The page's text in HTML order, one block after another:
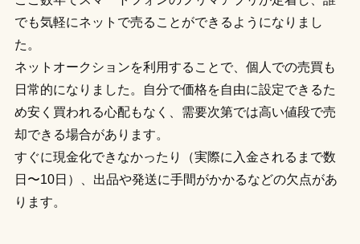
でも気軽にネットで売ることができるようになりまし
た。
ネットオークションを利用することで、個人での売買も
日常的になりました。自分で価格を自由に設定できるた
め安く買われる心配もなく、需要次第では高い値段で売
却できる場合があります。
すぐに現金化できなかったり（実際に入金されるまで数
日〜10日）、出品や発送に手間がかかるなどの欠点があ
ります。